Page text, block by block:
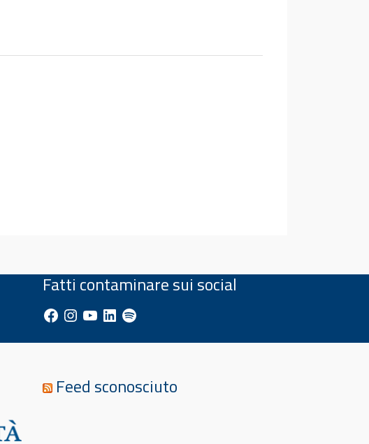
Fatti contaminare sui social
Facebook
Instagram
YouTube
LinkedInSpotify
Feed sconosciuto